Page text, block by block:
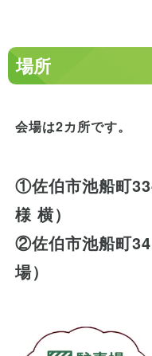
場所
会場は2カ所です。
①佐伯市池船町
様 横）
②佐伯市池船町
場）